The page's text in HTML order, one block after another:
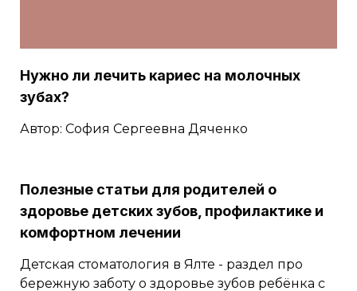
Нужно ли лечить кариес на молочных
зубах?
Автор: София Сергеевна Дяченко
Полезные статьи для родителей о
здоровье детских зубов, профилактике и
комфортном лечении
Детская стоматология в Ялте - раздел про
бережную заботу о здоровье зубов ребёнка с